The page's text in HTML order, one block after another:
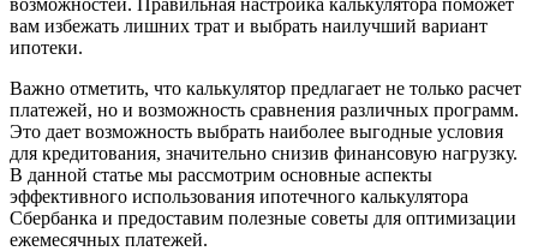
вам избежать лишних трат и выбрать наилучший вариант
ипотеки.
Важно отметить, что калькулятор предлагает не только расчет
платежей, но и возможность сравнения различных программ.
Это дает возможность выбрать наиболее выгодные условия
для кредитования, значительно снизив финансовую нагрузку.
В данной статье мы рассмотрим основные аспекты
эффективного использования ипотечного калькулятора
Сбербанка и предоставим полезные советы для оптимизации
ежемесячных платежей.